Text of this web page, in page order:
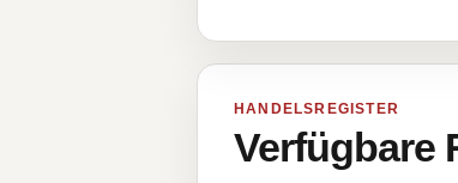
HANDELSREGISTER
Verfügbare